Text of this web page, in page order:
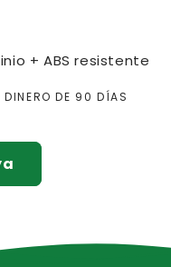
+ ABS resistente
DINERO DE 90 DÍAS